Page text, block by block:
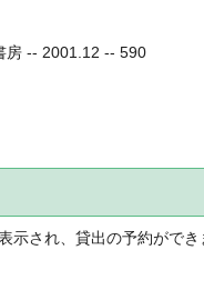
房 -- 2001.12 -- 590
示され、貸出の予約ができ